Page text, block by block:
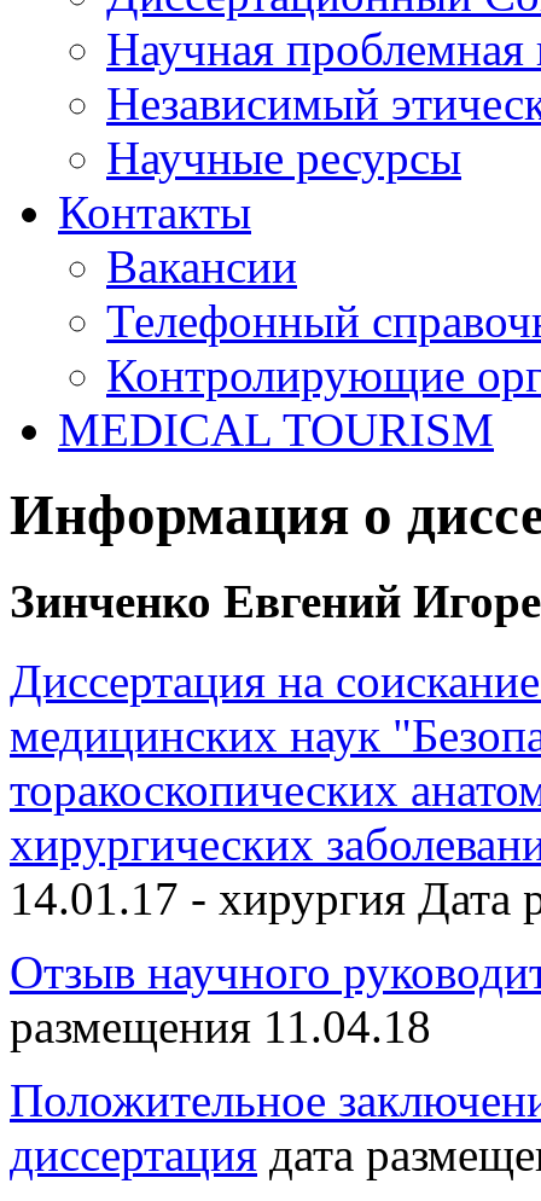
Научная проблемная
Независимый
Научные ресурсы
Контакты
Вакансии
Телефонный
Контролирующие
MEDICAL TOURISM
Информация о
Зинченко Евгений
Диссертация на
медицинских наук
торакоскопических
хирургических
14.01.17 - хирургия
Отзыв научного
размещения 11.04.18
Положительное
диссертация дата